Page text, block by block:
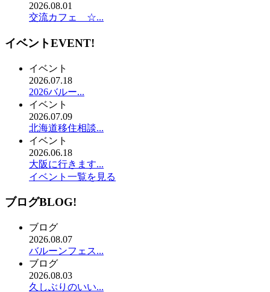
2026.08.01
交流カフェ ☆...
イベントEVENT!
イベント
2026.07.18
2026バルー...
イベント
2026.07.09
北海道移住相談...
イベント
2026.06.18
大阪に行きます...
イベント一覧を見る
ブログBLOG!
ブログ
2026.08.07
バルーンフェス...
ブログ
2026.08.03
久しぶりのいい...